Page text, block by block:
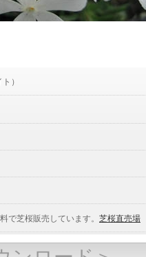
）
で芝桜販売しています。 芝桜直売場